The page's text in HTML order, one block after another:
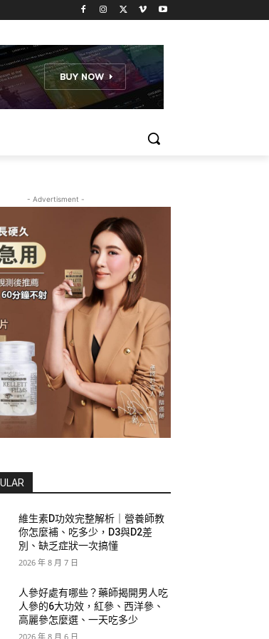
- Advertisment -
維生素D功效完整解析｜營養師教
你怎麼補、吃多少，D3與D2差
別、缺乏症狀一次搞懂
2026 年 8 月 7 日
人參好處有哪些？藥師揭開男人吃
人參的6大功效，紅參、西洋參、
高麗參怎麼選、一天吃多少
2026 年 8 月 6 日